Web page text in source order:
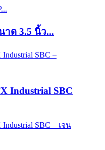
ด 3.5 นิ้ว...
Industrial SBC